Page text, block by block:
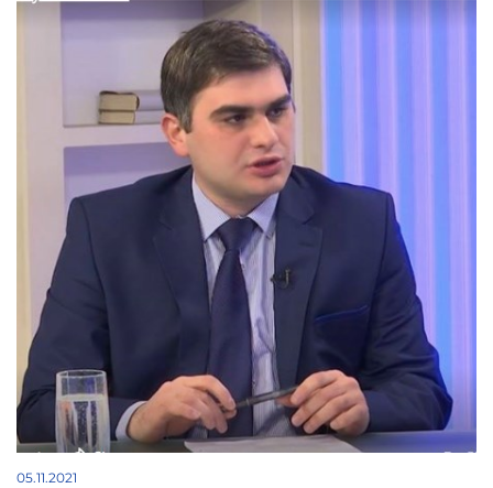
05.11.2021